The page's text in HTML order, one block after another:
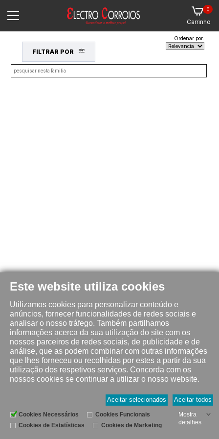
Este website utiliza cookies
Utilizamos cookies para personalizar conteúdo e
anúncios, fornecer funcionalidades de redes sociais e
analisar o nosso tráfego. Também partilhamos
informações acerca da sua utilização do site com os
nossos parceiros de redes sociais, de publicidade e de
análise, que as podem combinar com outras informações
que lhes forneceu ou recolhidas por estes a partir da sua
utilização dos respetivos serviços. Concorda com os
nossos cookies se continuar a utilizar o nosso website.
Aceitar todos
Aceitar selecionados
Cookies Necessários
Cookies Funcionais
Cookies de Estatísticas
Cookies de Marketing
Mostra
detalhes
Carrinho
0
FILTRAR POR
Ordenar por: